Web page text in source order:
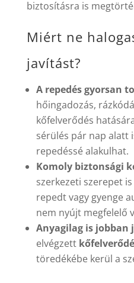
biztosításra is
Miért ne
javítást?
A repedés gyorsan
hőingadozás,
kőfelverődés
sérülés pár nap alatt
repedéssé alakulhat.
Komoly biztonsági
szerkezeti szerepet
repedt vagy gyenge
nem nyújt megfelelő
Anyagilag is jobban
elvégzett
töredékébe kerül a